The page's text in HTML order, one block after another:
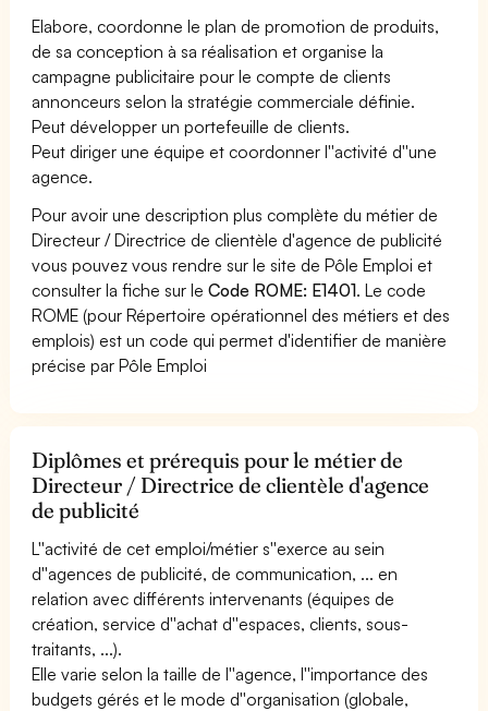
Elabore, coordonne le plan de promotion de produits,
de sa conception à sa réalisation et organise la
campagne publicitaire pour le compte de clients
annonceurs selon la stratégie commerciale définie.
Peut développer un portefeuille de clients.
Peut diriger une équipe et coordonner l''activité d''une
agence.
Pour avoir une description plus complète du métier de
Directeur / Directrice de clientèle d'agence de publicité
vous pouvez vous rendre sur le site de Pôle Emploi et
consulter la fiche sur leCode ROME: E1401. Le code
ROME (pour Répertoire opérationnel des métiers et des
emplois) est un code qui permet d'identifier de manière
précise par Pôle Emploi
Diplômes et prérequis pour le métier de
Directeur / Directrice de clientèle d'agence
de publicité
L''activité de cet emploi/métier s''exerce au sein
d''agences de publicité, de communication, ... en
relation avec différents intervenants (équipes de
création, service d''achat d''espaces, clients, sous-
traitants, ...).
Elle varie selon la taille de l''agence, l''importance des
budgets gérés et le mode d''organisation (globale,